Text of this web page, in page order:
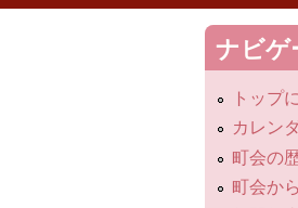
ナビゲ
トップ
カレン
町会の
町会か